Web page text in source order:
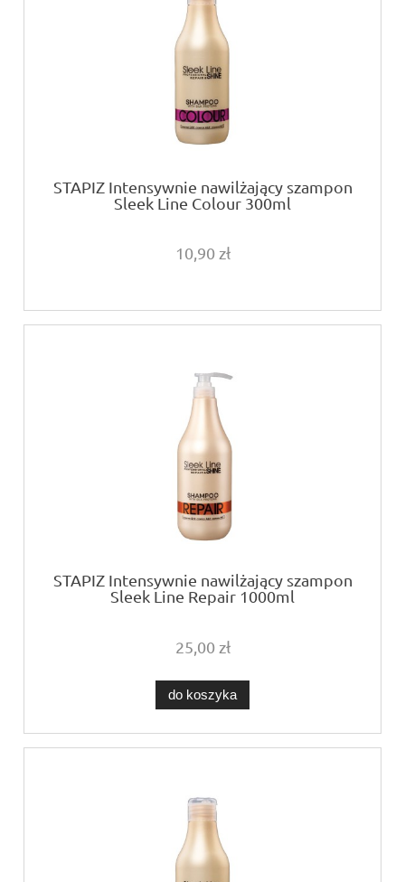
STAPIZ Intensywnie nawilżający szampon
Sleek Line Colour 300ml
10,90 zł
STAPIZ Intensywnie nawilżający szampon
Sleek Line Repair 1000ml
25,00 zł
do koszyka